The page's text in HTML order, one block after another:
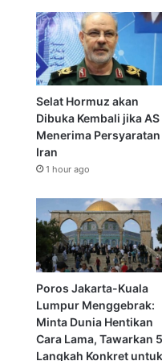
Selat Hormuz akan
Dibuka Kembali jika AS
Menerima Persyaratan
Iran
1 hour ago
Poros Jakarta-Kuala
Lumpur Menggebrak:
Minta Dunia Hentikan
Cara Lama, Tawarkan 5
Langkah Konkret untuk